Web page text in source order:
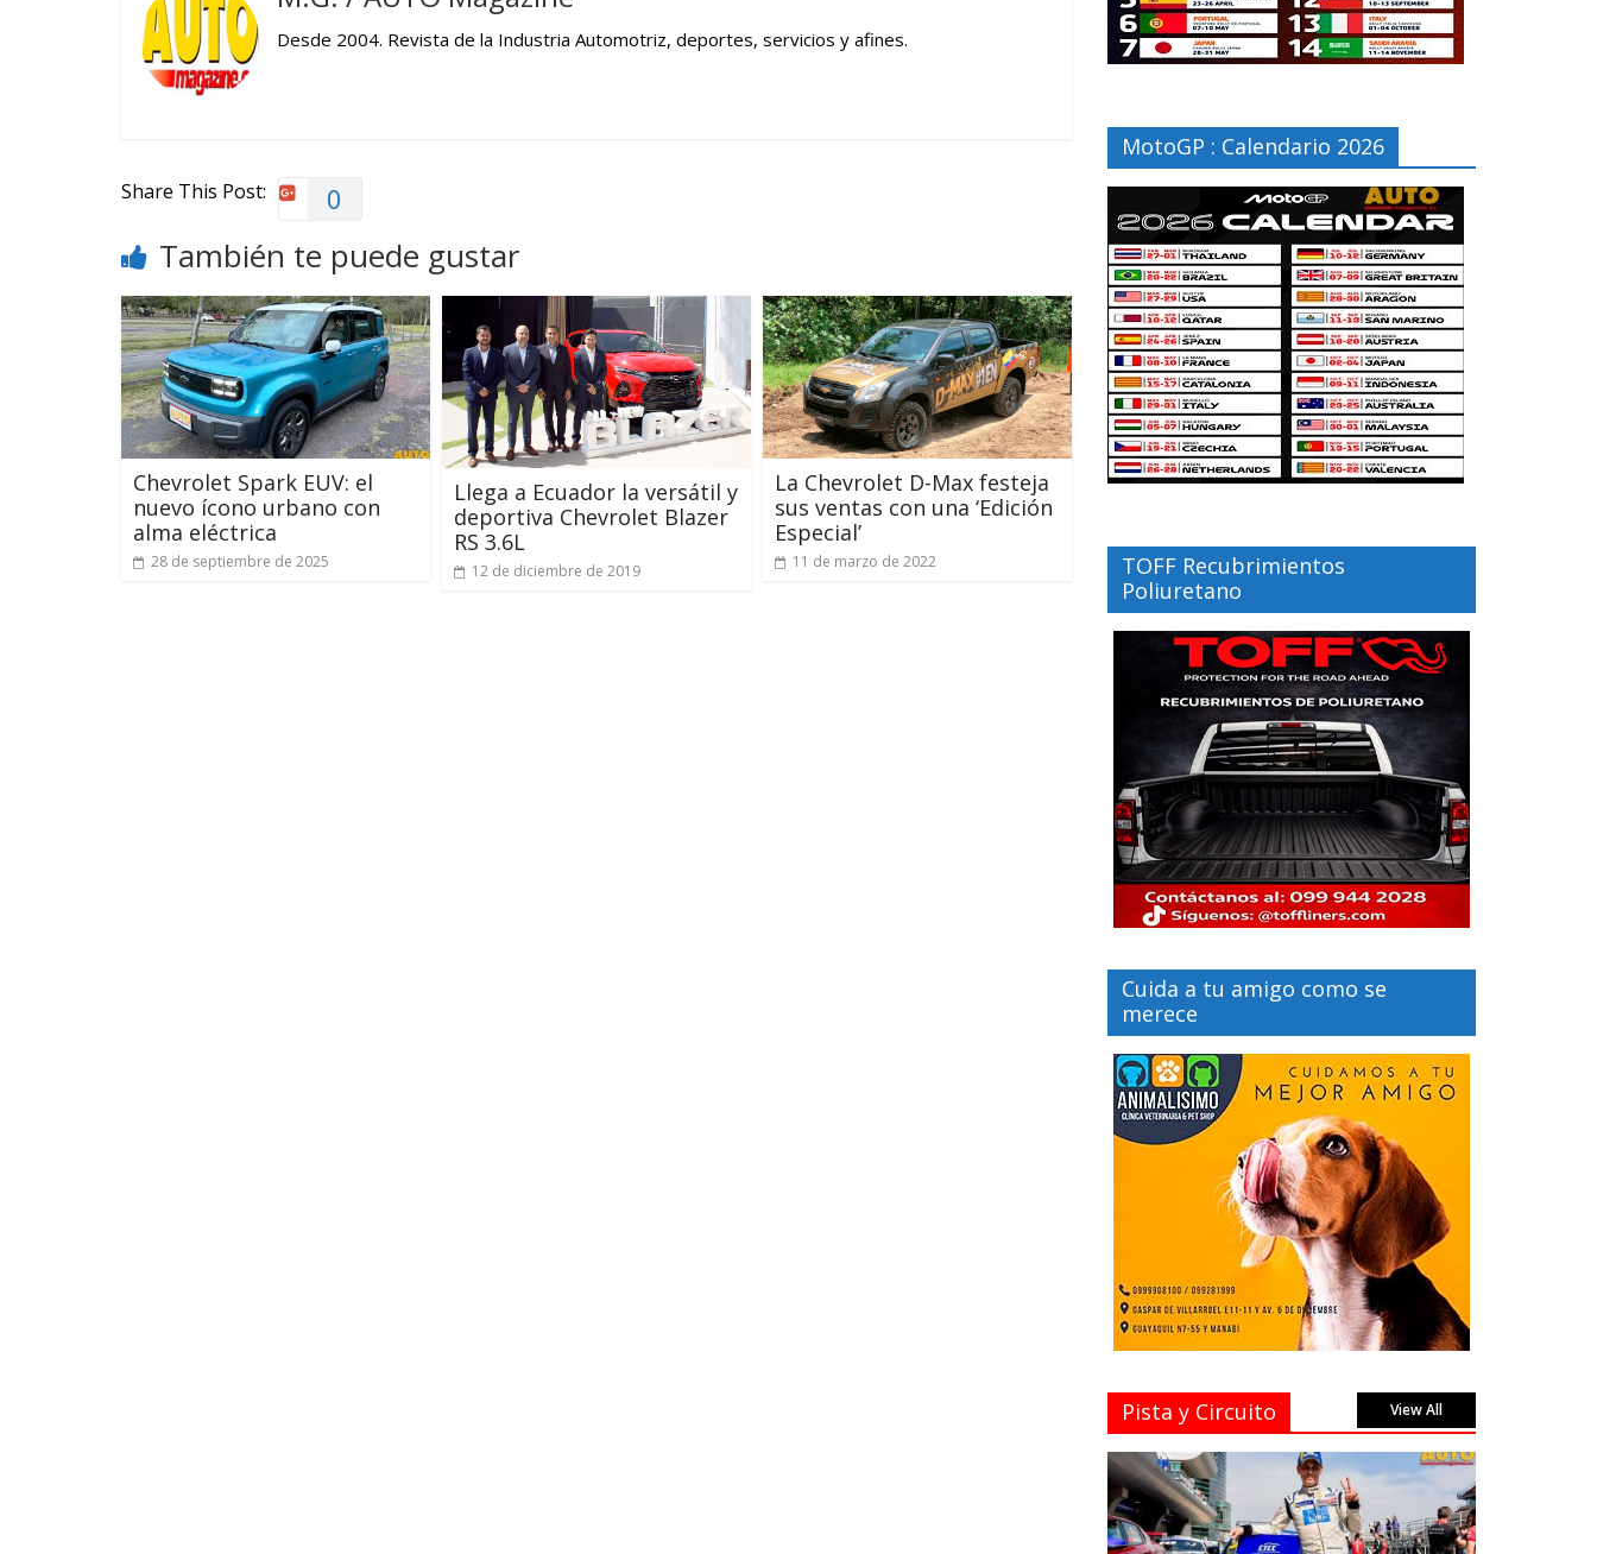
Desde 2004. Revista de la Industria Automotriz, deportes, servicios y afines.
Share This Post: 0
También te puede gustar
Chevrolet Spark EUV: el
nuevo ícono urbano con
alma eléctrica
28 de septiembre de 2025
Llega a Ecuador la versátil y
deportiva Chevrolet Blazer
RS 3.6L
12 de diciembre de 2019
La Chevrolet D-Max festeja
sus ventas con una ‘Edición
Especial’
11 de marzo de 2022
MotoGP : Calendario 2026
TOFF Recubrimientos
Poliuretano
Cuida a tu amigo como se
merece
Pista y Circuito View All